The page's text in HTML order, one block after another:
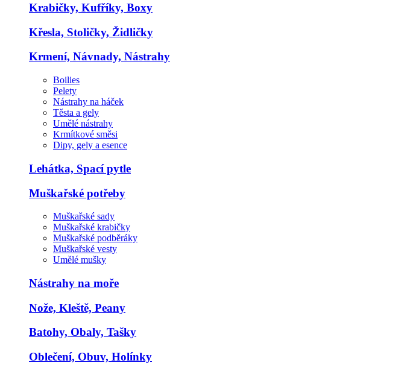
Krabičky, Kufříky, Boxy
Křesla, Stoličky, Židličky
Krmení, Návnady, Nástrahy
Boilies
Pelety
Nástrahy na háček
Těsta a gely
Umělé nástrahy
Krmítkové směsi
Dipy, gely a esence
Lehátka, Spací pytle
Muškařské potřeby
Muškařské sady
Muškařské krabičky
Muškařské podběráky
Muškařské vesty
Umělé mušky
Nástrahy na moře
Nože, Kleště, Peany
Batohy, Obaly, Tašky
Oblečení, Obuv, Holínky